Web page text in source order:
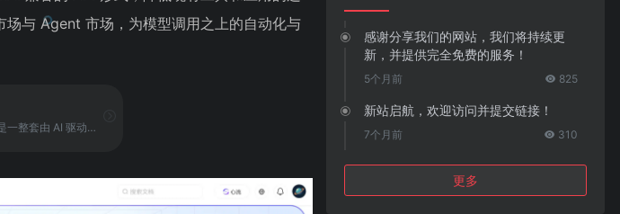
与 Agent 市场，为模型调用之上的自动化与
搭叩是一个异步 Agent 产品，是一整套由 AI 驱动、具备独立运行环境、帮助用户更轻松高效完成创作的一站式研发工具。它支持端到端处理软件研发、产品调研、生成报告等多场景任务，具有独立的云端沙箱环境，保障代码安全的前提下，可以批量并行运行任务，提升整体工作效率。
感谢分享我们的网站，我们将持续更
新，并提供完全免费的服务！
5个月前 825
新站启航，欢迎访问并提交链接！
7个月前 310
更多